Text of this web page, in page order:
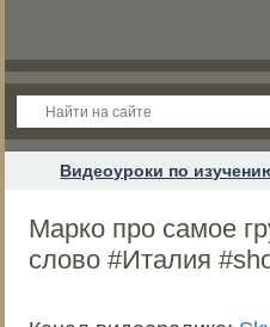
Видеоуроки по
Марко про самое
слово #Италия